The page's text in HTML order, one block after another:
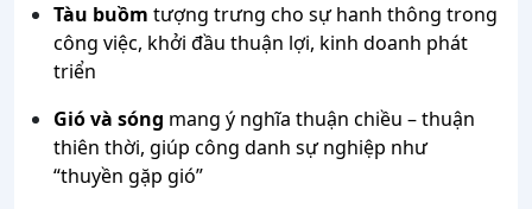
Tàu buồm tượng trưng cho sự hanh thông trong
công việc, khởi đầu thuận lợi, kinh doanh phát
triển
Gió và sóng mang ý nghĩa thuận chiều – thuận
thiên thời, giúp công danh sự nghiệp như
“thuyền gặp gió”